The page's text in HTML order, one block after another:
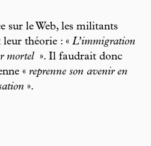
sur le Web, les militants
théorie : « L’immigration
mortel ». Il faudrait donc
« reprenne son avenir en
».